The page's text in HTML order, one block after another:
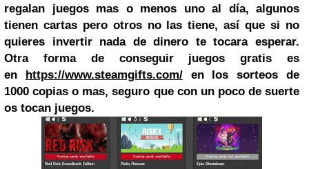
regalan juegos mas o menos uno al día, algunos
tienen cartas pero otros no las tiene, así que si no
quieres invertir nada de dinero te tocara esperar.
Otra forma de conseguir juegos gratis es
en https://www.steamgifts.com/en los sorteos de
1000 copias o mas, seguro que con un poco de suerte
os tocan juegos.